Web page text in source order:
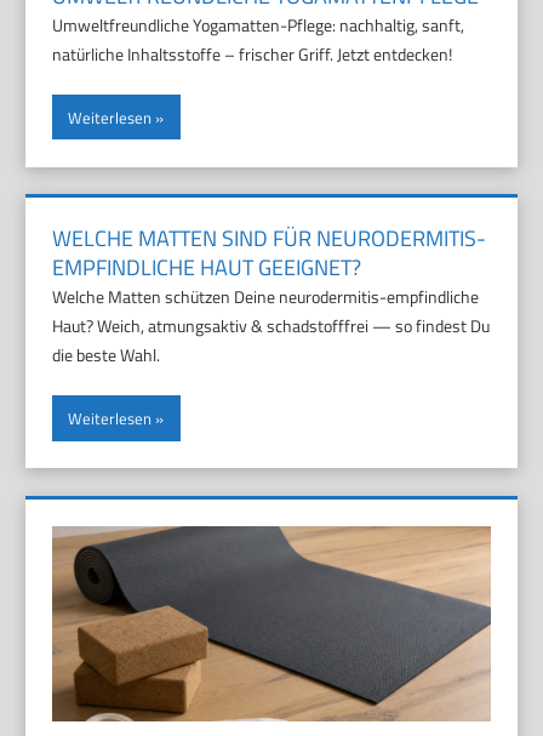
Umweltfreundliche Yogamatten-Pflege: nachhaltig, sanft,
natürliche Inhaltsstoffe – frischer Griff. Jetzt entdecken!
Weiterlesen
WELCHE MATTEN SIND FÜR NEURODERMITIS-
EMPFINDLICHE HAUT GEEIGNET?
Welche Matten schützen Deine neurodermitis-empfindliche
Haut? Weich, atmungsaktiv & schadstofffrei — so findest Du
die beste Wahl.
Weiterlesen